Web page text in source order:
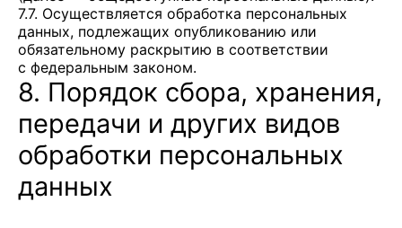
7.7. Осуществляется обработка персональных
данных, подлежащих опубликованию или
обязательному раскрытию в соответствии
с федеральным законом.
8. Порядок сбора, хранения,
передачи и других видов
обработки персональных
данных